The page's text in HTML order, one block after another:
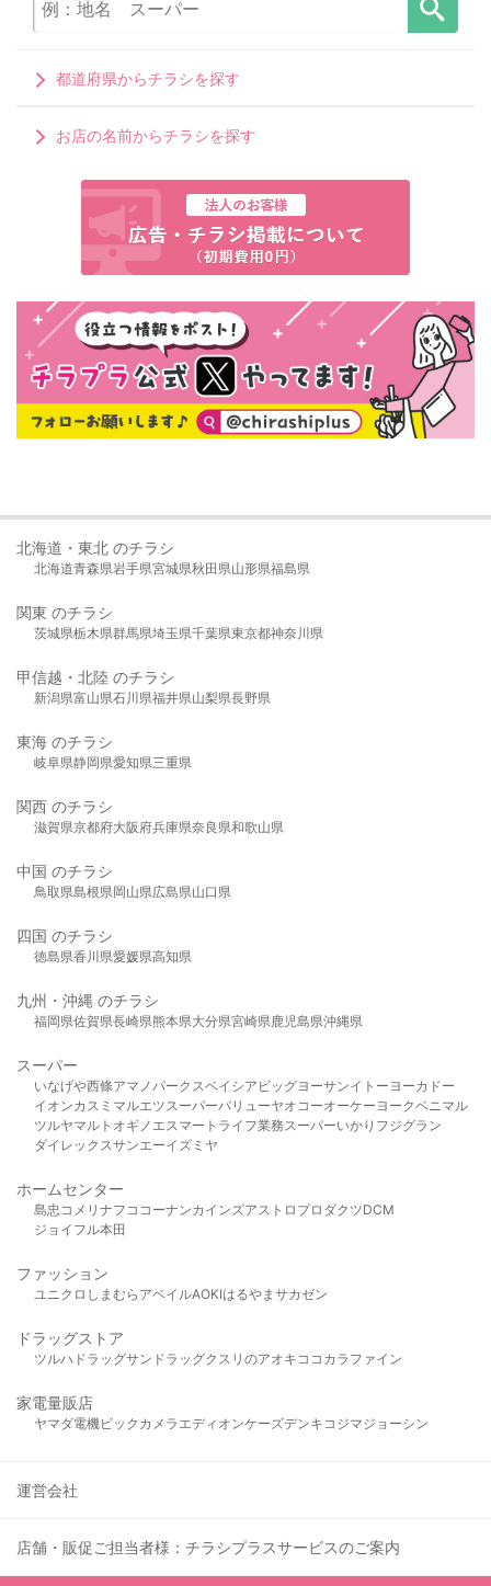
都道府県からチラシを探す
お店の名前からチラシを探す
北海道・東北 のチラシ
北海道青森県岩手県宮城県秋田県山形県福島県
関東 のチラシ
茨城県栃木県群馬県埼玉県千葉県東京都神奈川県
甲信越・北陸 のチラシ
新潟県富山県石川県福井県山梨県長野県
東海 のチラシ
岐阜県静岡県愛知県三重県
関西 のチラシ
滋賀県京都府大阪府兵庫県奈良県和歌山県
中国 のチラシ
鳥取県島根県岡山県広島県山口県
四国 のチラシ
徳島県香川県愛媛県高知県
九州・沖縄 のチラシ
福岡県佐賀県長崎県熊本県大分県宮崎県鹿児島県沖縄県
スーパー
いなげや西條アマノパークスベイシア ビッグヨーサンイトーヨーカドー
イオンカスミ マルエツスーパーバリューヤオコーオーケー ヨークベニマル
ツルヤマルト オギノ エスマート ライフ業務スーパーいかり フジグラン
ダイレックスサンエーイズミヤ
ホームセンター
島忠 コメリ ナフコ コーナンカインズアストロプロダクツDCM
ジョイフル本田
ファッション
ユニクロ しまむら アベイルAOKIはるやま サカゼン
ドラッグストア
ツルハドラッグサンドラッグクスリのアオキ ココカラファイン
家電量販店
ヤマダ電機ビックカメラ エディオンケーズデンキ コジマジョーシン
運営会社
店舗・販促ご担当者様：チラシプラスサービスのご案内